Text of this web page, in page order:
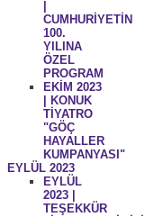
CUMHURİYETİN
100.
YILINA
ÖZEL
PROGRAM
EKİM 2023
| KONUK
TİYATRO
"GÖÇ
HAYALLER
KUMPANYASI"
EYLÜL 2023
EYLÜL
2023 |
TEŞEKKÜR